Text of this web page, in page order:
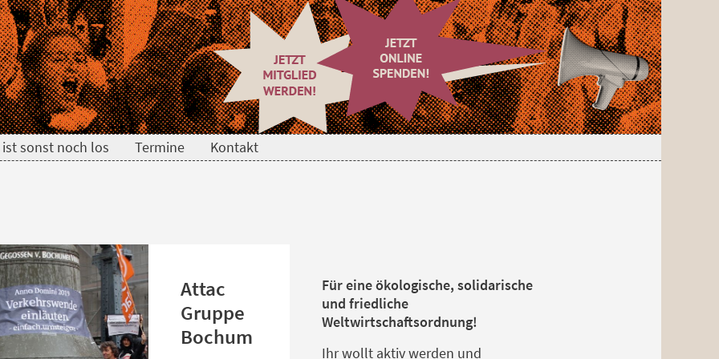
ist sonst noch los Termine Kontakt
Attac
Gruppe
Bochum
Für eine ökologische, solidarische
und friedliche
Weltwirtschaftsordnung!
Ihr wollt aktiv werden und